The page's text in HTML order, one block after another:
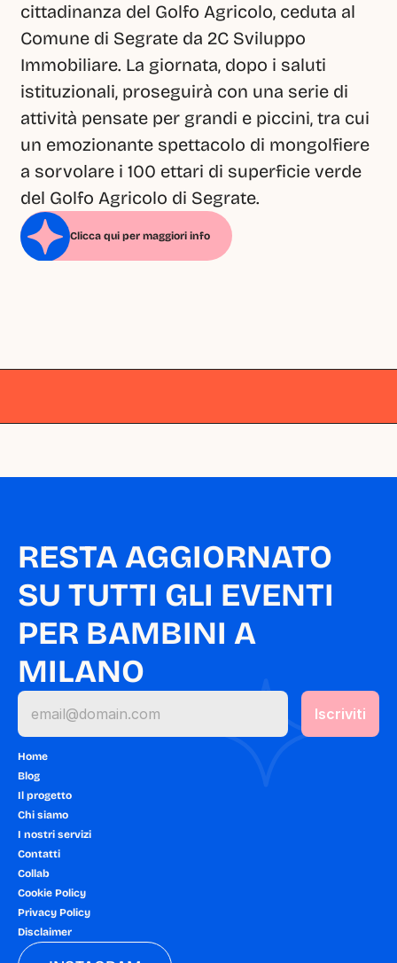
cittadinanza del Golfo Agricolo, ceduta al
Comune di Segrate da 2C Sviluppo
Immobiliare. La giornata, dopo i saluti
istituzionali, proseguirà con una serie di
attività pensate per grandi e piccini, tra cui
un emozionante spettacolo di mongolfiere
a sorvolare i 100 ettari di superficie verde
del Golfo Agricolo di Segrate.
Clicca qui per maggiori info
RESTA AGGIORNATO
SU TUTTI GLI EVENTI
PER BAMBINI A
MILANO
Home
Blog
Il progetto
Chi siamo
I nostri servizi
Contatti
Collab
Cookie Policy
Privacy Policy
Disclaimer